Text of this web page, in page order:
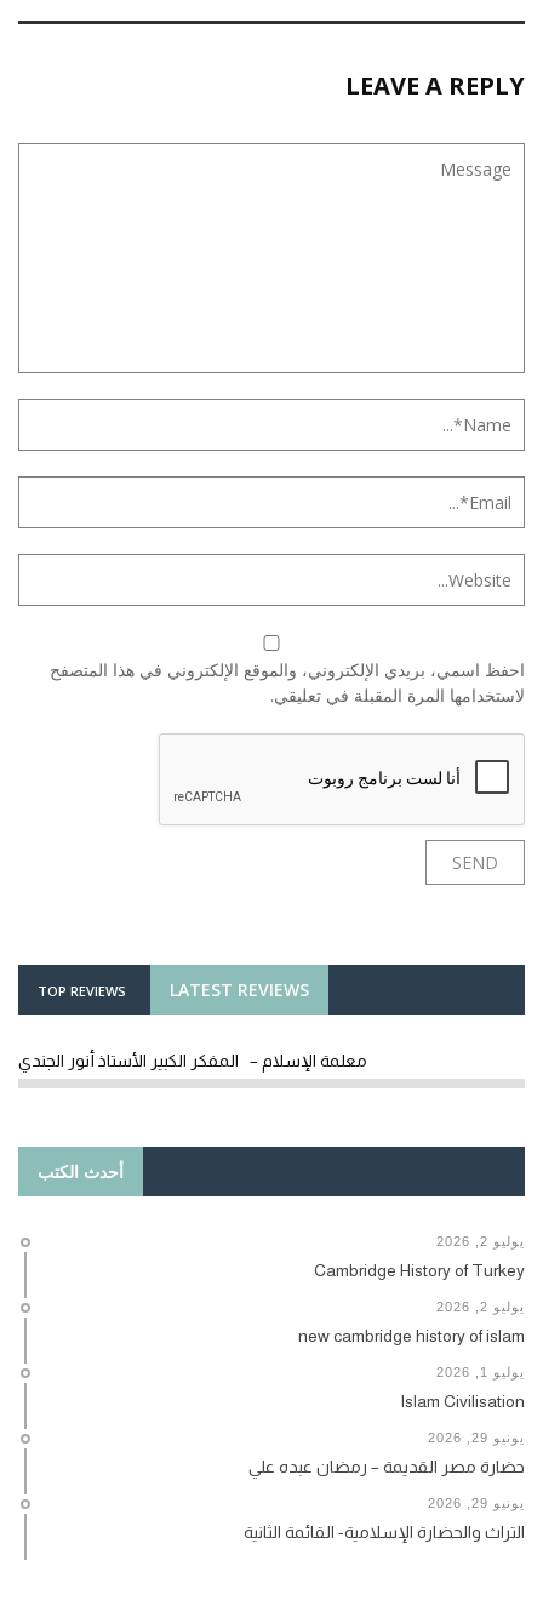
LEAVE A REPLY
احفظ اسمي، بريدي الإلكتروني، والموقع الإلكتروني في هذا المتصفح
لاستخدامها المرة المقبلة في تعليقي.
LATEST REVIEWS
TOP REVIEWS
معلمة الإسلام – المفكر الكبير الأستاذ أنور الجندي
أحدث الكتب
يوليو 2, 2026
Cambridge History of Turkey
يوليو 2, 2026
new cambridge history of islam
يوليو 1, 2026
Islam Civilisation
يونيو 29, 2026
حضارة مصر القديمة – رمضان عبده علي
يونيو 29, 2026
التراث والحضارة الإسلامية- القائمة الثانية